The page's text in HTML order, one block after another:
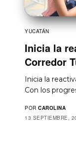
YUCATÁN
Inicia la
Corredor
Inicia la
Con los
POR CAROLINA
13 SEPTIEMBRE,